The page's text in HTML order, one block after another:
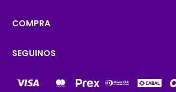
COMPRA
SEGUINOS